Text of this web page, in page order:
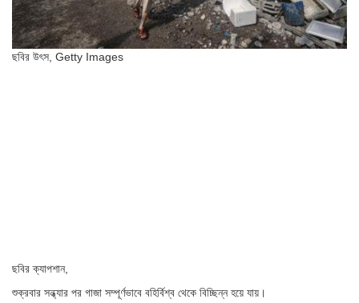
ছবির উৎস, Getty Images
ছবির ক্যাপশান,
শুক্রবার সন্ধ্যার পর গাজা সম্পূর্ণভাবে বহির্বিশ্ব থেকে বিচ্ছিন্ন হয়ে যায়।